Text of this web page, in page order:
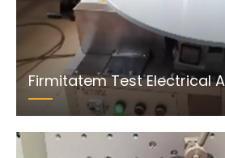
Firmitatem Test Electrical